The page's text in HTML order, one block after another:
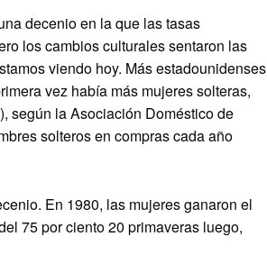
decenio en la que las tasas
los cambios culturales sentaron las
viendo hoy. Más estadounidenses
vez había más mujeres solteras,
según la Asociación Doméstico de
solteros en compras cada año
En 1980, las mujeres ganaron el
75 por ciento 20 primaveras luego,